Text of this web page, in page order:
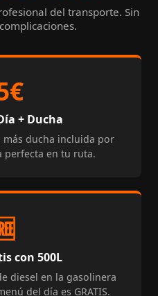
del transporte. Sin
+ Ducha
ducha incluida por
perfecta en tu ruta.
con 500L
diesel en la gasolinera
del día es GRATIS.